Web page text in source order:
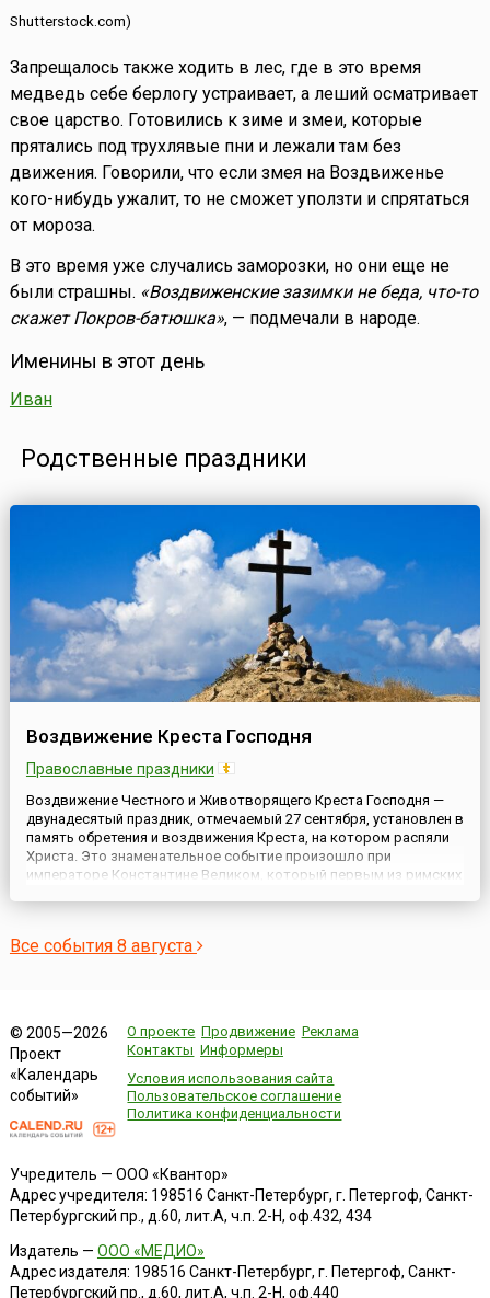
Shutterstock.com)
Запрещалось также ходить в лес, где в это время
медведь себе берлогу устраивает, а леший осматривает
свое царство. Готовились к зиме и змеи, которые
прятались под трухлявые пни и лежали там без
движения. Говорили, что если змея на Воздвиженье
кого-нибудь ужалит, то не сможет уползти и спрятаться
от мороза.
В это время уже случались заморозки, но они еще не
были страшны. «Воздвиженские зазимки не беда, что-то
скажет Покров-батюшка», — подмечали в народе.
Именины в этот день
Иван
Родственные праздники
Воздвижение Креста Господня
Православные праздники
Воздвижение Честного и Животворящего Креста Господня —
двунадесятый праздник, отмечаемый 27 сентября, установлен в
память обретения и воздвижения Креста, на котором распяли
Христа. Это знаменательное событие произошло при
императоре Константине Великом, который первым из римских
Все события 8 августа
© 2005—2026
Проект
«Календарь
событий»
О проекте Продвижение Реклама
Контакты Информеры
Условия использования сайта
Пользовательское соглашение
Политика конфиденциальности
Учредитель — ООО «Квантор»
Адрес учредителя: 198516 Санкт-Петербург, г. Петергоф, Санкт-
Петербургский пр., д.60, лит.А, ч.п. 2-Н, оф.432, 434
Издатель — ООО «МЕДИО»
Адрес издателя: 198516 Санкт-Петербург, г. Петергоф, Санкт-
Петербургский пр., д.60, лит.А, ч.п. 2-Н, оф.440